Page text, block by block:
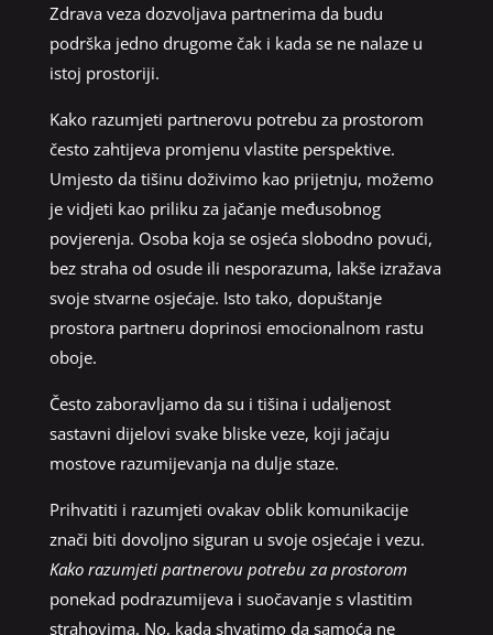
Zdrava veza dozvoljava partnerima da budu
podrška jedno drugome čak i kada se ne nalaze u
istoj prostoriji.
Kako razumjeti partnerovu potrebu za prostorom
često zahtijeva promjenu vlastite perspektive.
Umjesto da tišinu doživimo kao prijetnju, možemo
je vidjeti kao priliku za jačanje međusobnog
povjerenja. Osoba koja se osjeća slobodno povući,
bez straha od osude ili nesporazuma, lakše izražava
svoje stvarne osjećaje. Isto tako, dopuštanje
prostora partneru doprinosi emocionalnom rastu
oboje.
Često zaboravljamo da su i tišina i udaljenost
sastavni dijelovi svake bliske veze, koji jačaju
mostove razumijevanja na dulje staze.
Prihvatiti i razumjeti ovakav oblik komunikacije
znači biti dovoljno siguran u svoje osjećaje i vezu.
Kako razumjeti partnerovu potrebu za prostorom
ponekad podrazumijeva i suočavanje s vlastitim
strahovima. No, kada shvatimo da samoća ne